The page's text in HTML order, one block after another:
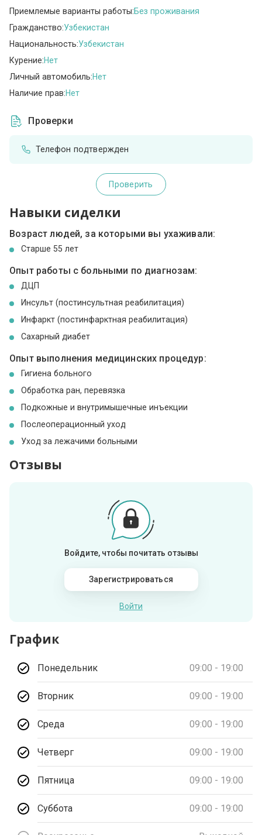
Приемлемые варианты работы:Без проживания
Гражданство:Узбекистан
Национальность:Узбекистан
Курение:Нет
Личный автомобиль:Нет
Наличие прав:Нет
Проверки
Телефон подтвержден
Проверить
Навыки сиделки
Возраст людей, за которыми вы ухаживали:
Cтарше 55 лет
Опыт работы с больными по диагнозам:
ДЦП
Инсульт (постинсультная реабилитация)
Инфаркт (постинфарктная реабилитация)
Сахарный диабет
Опыт выполнения медицинских процедур:
Гигиена больного
Обработка ран, перевязка
Подкожные и внутримышечные инъекции
Послеоперационный уход
Уход за лежачими больными
Отзывы
Войдите, чтобы почитать отзывы
Зарегистрироваться
Войти
График
Понедельник 09:00 - 19:00
Вторник 09:00 - 19:00
Среда 09:00 - 19:00
Четверг 09:00 - 19:00
Пятница 09:00 - 19:00
Суббота 09:00 - 19:00